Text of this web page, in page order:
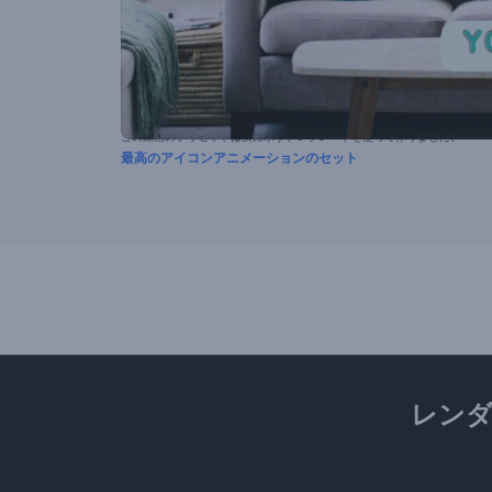
この動画のプリセットは次に示すテンプレートを使って作りました。
最高のアイコンアニメーションのセット
レン